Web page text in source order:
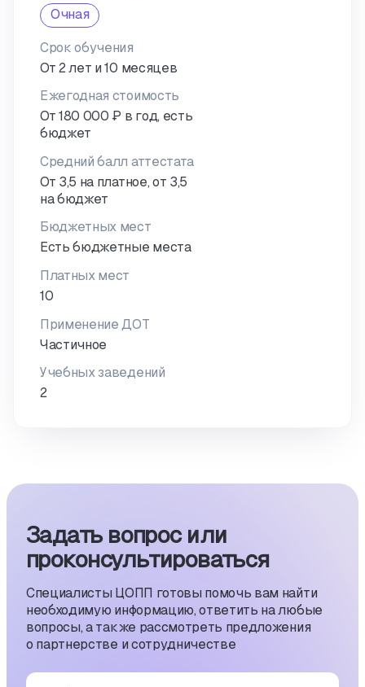
Очная
Срок обучения
От 2 лет и 10 месяцев
Ежегодная стоимость
От 180 000 ₽ в год, есть
бюджет
Средний балл аттестата
От 3,5 на платное, от 3,5
на бюджет
Бюджетных мест
Есть бюджетные места
Платных мест
10
Применение ДОТ
Частичное
Учебных заведений
2
Задать вопрос или
проконсуль­тиро­ваться
Специалисты ЦОПП готовы помочь вам найти
необходимую информацию, ответить на любые
вопросы, а также рассмотреть предложения
о партнерстве и сотрудничестве